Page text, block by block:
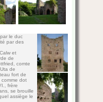
cliquez sur le photo!
oberhalb
Uta von
Kloster
und die
umschließt die
in der